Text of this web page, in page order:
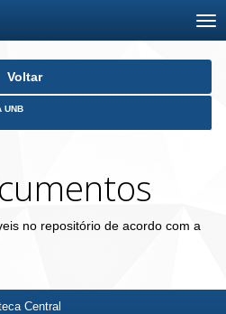
Voltar
UNB
no repositório de acordo com a
Central